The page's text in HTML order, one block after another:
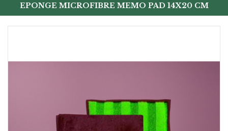
EPONGE MICROFIBRE MEMO PAD 14X20 CM